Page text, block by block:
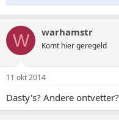
W warhamstr
Komt hier geregeld
11 okt 2014
Dasty's? Andere ontvetter?